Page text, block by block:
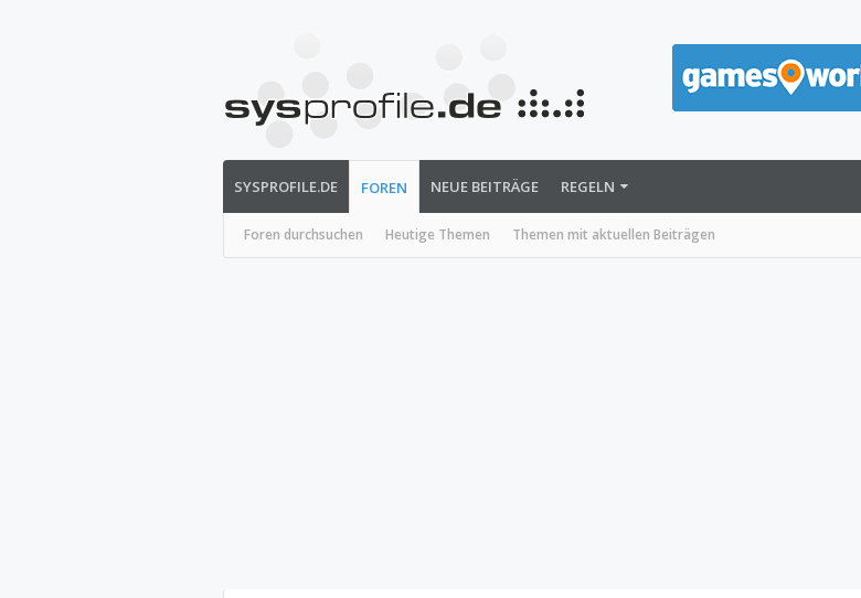
SYSPROFILE.DE FOREN
Foren durchsuchen Heutige Themen Themen mit aktuellen Beiträgen
NEUE BEITRÄGE REGELN